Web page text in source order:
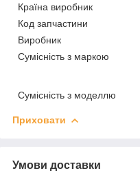
Країна виробник
Код запчастини
Виробник
Сумісність з маркою
Сумісність з моделлю
Приховати
Умови доставки